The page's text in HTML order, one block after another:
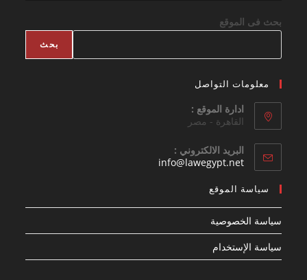
بحث فى الموقع
بحث
معلومات التواصل
ادارة الموقع :
القاهرة - مصر
البريد الالكتروني :
info@lawegypt.net
سياسة الموقع
سياسة الخصوصية
سياسة الإستخدام